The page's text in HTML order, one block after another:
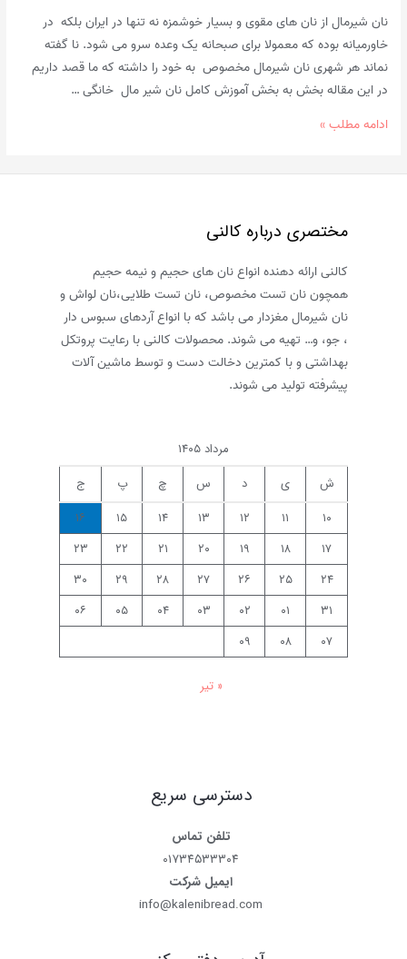
نان شیرمال از نان های مقوی و بسیار خوشمزه نه تنها در ایران بلکه در
خاورمیانه بوده که معمولا برای صبحانه یک وعده سرو می شود. نا گفته
نماند هر شهری نان شیرمال مخصوص به خود را داشته که ما قصد داریم
در این مقاله بخش به بخش آموزش کامل نان شیر مال ‌ خانگی …
طرز
ادامه مطلب »
مختصری درباره کالنی
کالنی ارائه دهنده انواع نان های حجیم و نیمه حجیم
همچون نان تست مخصوص، نان تست طلایی،نان لواش و
نان شیرمال مغزدار می باشد که با انواع آردهای سبوس دار
، جو، و… تهیه می شوند. محصولات کالنی با رعایت پروتکل
بهداشتی و با کمترین دخالت دست و توسط ماشین آلات
پیشرفته تولید می شوند.
مرداد ۱۴۰۵
ش
ی د س چ پ
ج
۱۰
۱۱ ۱۲ ۱۳ ۱۴ ۱۵
۱۶
۱۷
۱۸ ۱۹ ۲۰ ۲۱ ۲۲
۲۳
۲۴
۲۵ ۲۶ ۲۷ ۲۸ ۲۹
۳۰
۳۱
۰۱ ۰۲ ۰۳ ۰۴ ۰۵
۰۶
۰۷
۰۸ ۰۹
« تیر
دسترسی سریع
تلفن تماس
۰۱۷۳۴۵۳۳۳۰۴
ایمیل شرکت
info@kalenibread.com